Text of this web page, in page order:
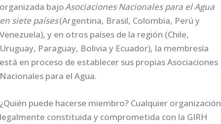
organizada bajoAsociaciones Nacionales para el Agua
en siete países(Argentina, Brasil, Colombia, Perú y
Venezuela), y en otros países de la región (Chile,
Uruguay, Paraguay, Bolivia y Ecuador), la membresía
está en proceso de establecer sus propias Asociaciones
Nacionales para el Agua.
¿Quién puede hacerse miembro? Cualquier organización
legalmente constituida y comprometida con la GIRH